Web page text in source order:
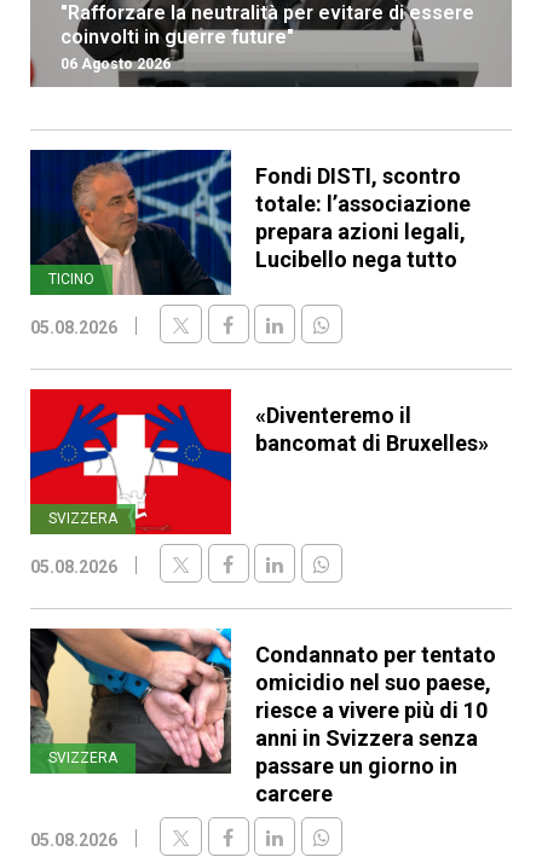
"Rafforzare la neutralità per evitare di essere
coinvolti in guerre future"
06 Agosto 2026
TICINO
Fondi DISTI, scontro
totale: l’associazione
prepara azioni legali,
Lucibello nega tutto
05.08.2026
SVIZZERA
«Diventeremo il
bancomat di Bruxelles»
05.08.2026
SVIZZERA
Condannato per tentato
omicidio nel suo paese,
riesce a vivere più di 10
anni in Svizzera senza
passare un giorno in
carcere
05.08.2026